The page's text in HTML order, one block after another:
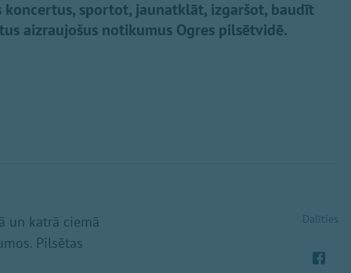
sportot, jaunatklāt, izgaršot, baudīt
aizraujošus notikumus Ogres pilsētvidē.
un katrā ciemā
Pilsētas
Dalīties